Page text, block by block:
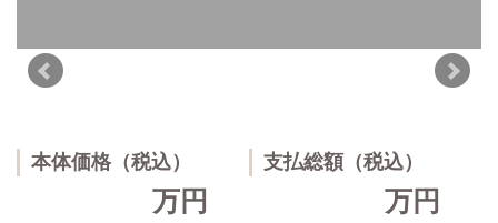
本体価格（税込）
万円
支払総額（税込）
万円